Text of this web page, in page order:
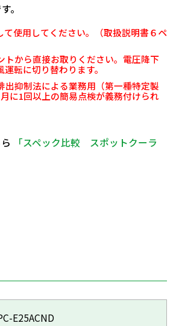
。
使用してください。（取扱説明書６ペ
から直接お取りください。電圧降下
転に切り替わります。
抑制法による業務用（第一種特定製
に1回以上の簡易点検が義務付けられ
「スペック比較 スポットクーラ
E25ACND